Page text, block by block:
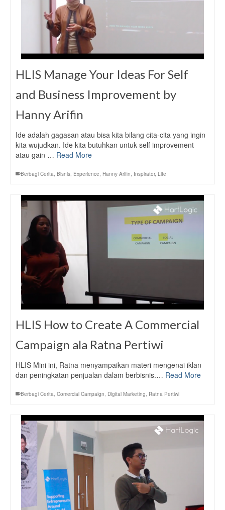
HLIS Manage Your Ideas For Self
and Business Improvement by
Hanny Arifin
Ide adalah gagasan atau bisa kita bilang cita-cita yang ingin
kita wujudkan. Ide kita butuhkan untuk self improvement
atau gain … Read More
Berbagi Cerita Bisnis Experience Hanny Arifin Inspirator, Life
HLIS How to Create A Commercial
Campaign ala Ratna Pertiwi
HLIS Mini ini, Ratna menyampaikan materi mengenai iklan
dan peningkatan penjualan dalam berbisnis.… Read More
Berbagi Cerita Comercial Campaign Digital Marketing Ratna Pertiwi